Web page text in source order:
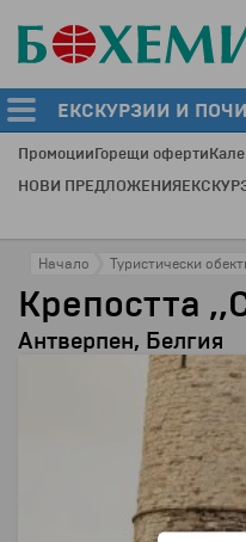
ЕКСКУРЗИИ И
ПромоцииГорещи оферти
НОВИ ПРЕДЛОЖЕНИЯ
Начало Туристически
Крепостта
Антверпен, Белгия